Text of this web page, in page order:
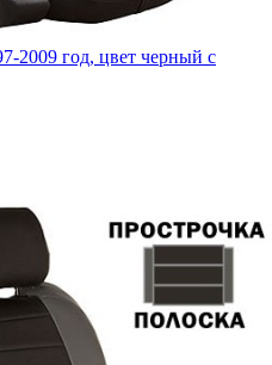
2009 год, цвет черный с